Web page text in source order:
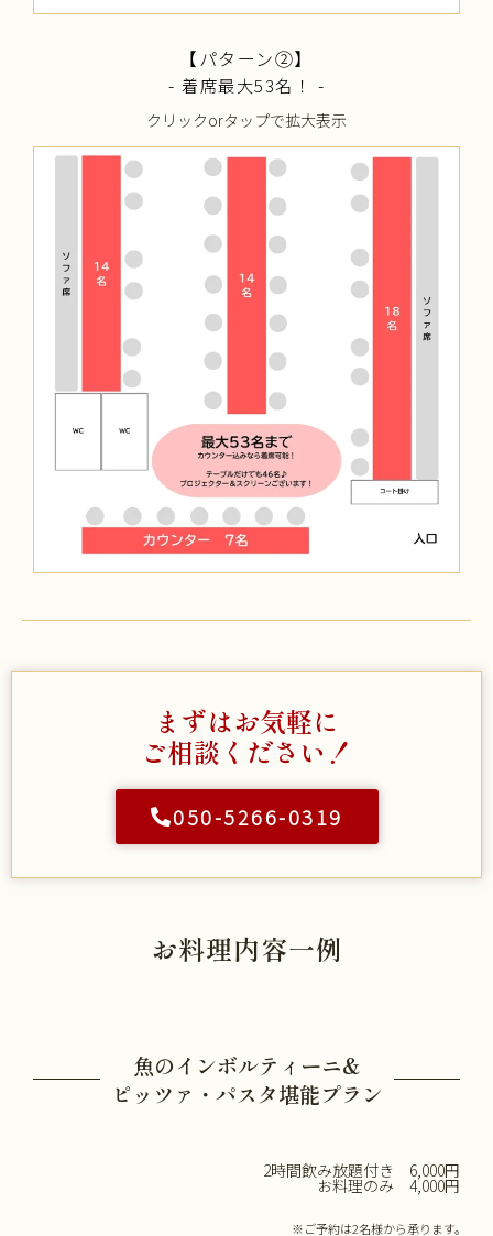
【パターン②】
- 着席最大53名！ -
クリックorタップで拡大表示
まずはお気軽に
ご相談ください！
050-5266-0319
お料理内容一例
魚のインボルティーニ&
ピッツァ・パスタ堪能プラン
2時間飲み放題付き 6,000円
お料理のみ 4,000円
※ご予約は2名様から承ります。